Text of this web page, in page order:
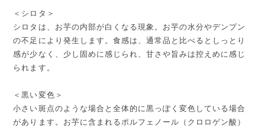
＜シロタ＞
シロタは、お芋の内部が白くなる現象。お芋の水分やデンプン
の不足により発生します。食感は、通常品と比べるとしっとり
感が少なく、少し固めに感じられ、甘さや旨みは控えめに感じ
られます。
＜黒い変色＞
小さい斑点のような場合と全体的に黒っぽく変色している場合
があります。お芋に含まれるポルフェノール（クロロゲン酸）